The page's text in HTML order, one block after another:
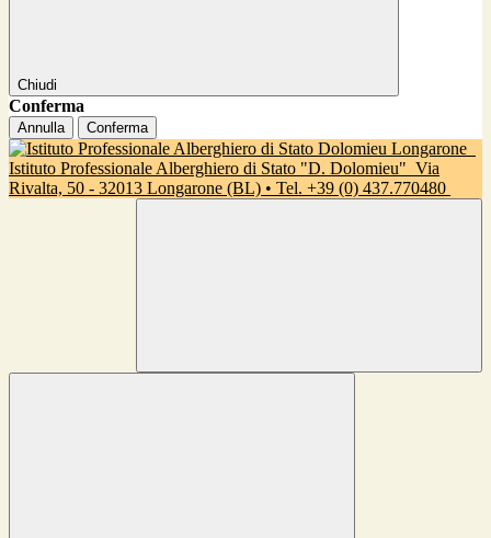
Chiudi
Conferma
Annulla Conferma
Istituto Professionale Alberghiero di Stato "D. Dolomieu" Via
Rivalta, 50 - 32013 Longarone (BL) • Tel. +39 (0) 437.770480